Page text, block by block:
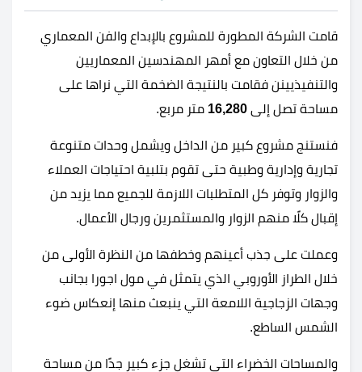
قامت الشركة المطورة للمشروع بالإبداع والفن المعماري
من خلال التعاون مع أمهر المهندسين المعماريين
والتنفيذيينن فقامت بالنتيجة الضخمة التي نراها على
مساحة تصل إلى 16,280 متر مربع.
فنستنج مشروع كبير من الداخل ويشمل وحدات متنوعة
تجارية وإدارية وطبية حتى تقوم بتلبية احتياجات العملاء
والزوار وتوفر كل المتطلبات اللازمة للجميع مما يزيد من
إقبال كلًا منهم الزوار والمستثمرين ورجال الأعمال.
وعملت على جذب أعينهم وخطفها من النظرة الأولى من
خلال الطراز الأوروبي الذي يتمثل في مول اجورا بجانب
وجهات الزجاجية اللامعة التي ينبعث منها إنعكاس ضوء
الشمس الساطع.
والمساحات الخضراء التي تشغل جزء كبير جدًا من مساحة